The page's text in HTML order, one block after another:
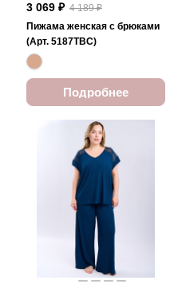
3 069 ₽ 4 189 ₽
Пижама женская с брюками
(Арт. 5187TBC)
Подробнее